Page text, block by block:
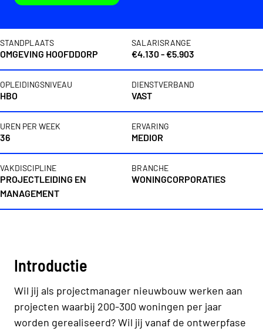
Introductie
Wil jij als projectmanager nieuwbouw werken aan
projecten waarbij 200-300 woningen per jaar
worden gerealiseerd? Wil jij vanaf de ontwerpfase
Vacaturedetails
STANDPLAATS
OMGEVING HOOFDDORP
SALARISRANGE
€4.130 - €5.903
OPLEIDINGSNIVEAU
HBO
DIENSTVERBAND
VAST
UREN PER WEEK
36
ERVARING
MEDIOR
VAKDISCIPLINE
PROJECTLEIDING EN
MANAGEMENT
BRANCHE
WONINGCORPORATIES